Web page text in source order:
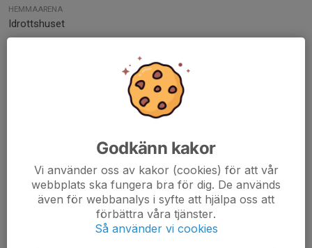
HEMMAARENA
Idrottshuset
Godkänn kakor
Vi använder oss av kakor (cookies) för att vår
webbplats ska fungera bra för dig. De används
även för webbanalys i syfte att hjälpa oss att
förbättra våra tjänster.
Så använder vi cookies